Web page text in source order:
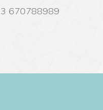
670788989